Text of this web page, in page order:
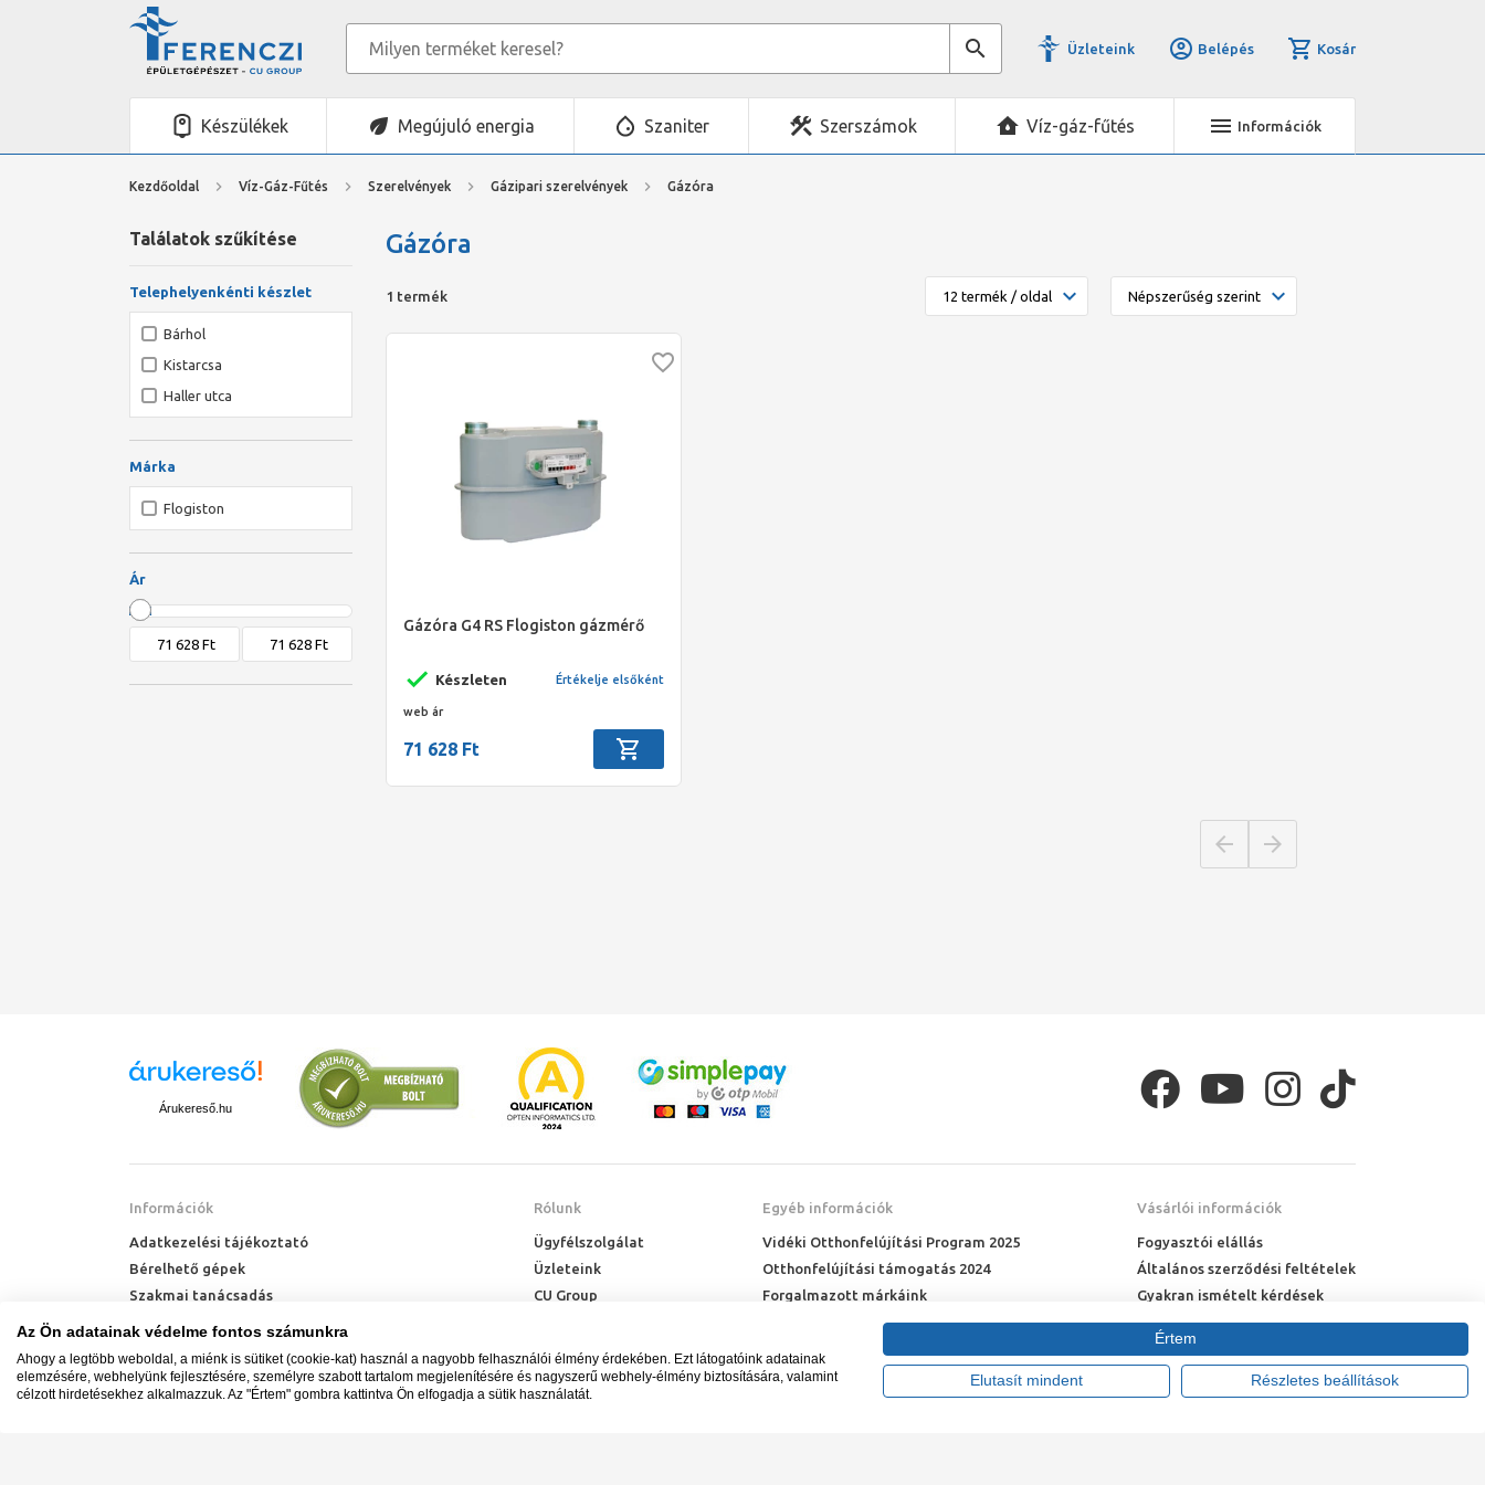
Üzleteink Belépés Kosár
Készülékek Megújuló energia Szaniter Szerszámok Víz-gáz-fűtés Információk
Kezdőoldal Víz-Gáz-Fűtés Szerelvények Gázipari szerelvények Gázóra
Gázóra
1 termék
Gázóra G4 RS Flogiston gázmérő
Készleten Értékelje elsőként
web ár
71 628 Ft
Találatok szűkítése
Telephelyenkénti készlet
Bárhol
Kistarcsa
Haller utca
Márka
Flogiston
Ár
Árukereső.hu
Információk
Adatkezelési tájékoztató
Bérelhető gépek
Szakmai tanácsadás
Technik Cool Pro hőszivattyú tájékoztató
Hőszivattyú kalkulátor
Rólunk
Ügyfélszolgálat
Üzleteink
CU Group
Egyéb információk
Vidéki Otthonfelújítási Program 2025
Otthonfelújítási támogatás 2024
Forgalmazott márkáink
Adatkezelési kérelem
Vásárlói információk
Fogyasztói elállás
Általános szerződési feltételek
Gyakran ismételt kérdések
Online rendelés menete
Fizetési feltételek
Az Ön adatainak védelme fontos számunkra
Ahogy a legtöbb weboldal, a miénk is sütiket (cookie-kat) használ a nagyobb felhasználói élmény érdekében. Ezt látogatóink adatainak
elemzésére, webhelyünk fejlesztésére, személyre szabott tartalom megjelenítésére és nagyszerű webhely-élmény biztosítására, valamint
célzott hirdetésekhez alkalmazzuk. Az "Értem" gombra kattintva Ön elfogadja a sütik használatát.
Értem
Elutasít mindent Részletes beállítások